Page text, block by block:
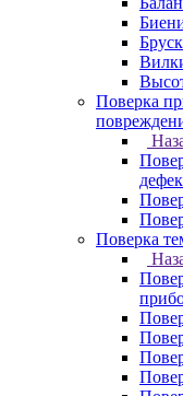
Поверка
Поверка